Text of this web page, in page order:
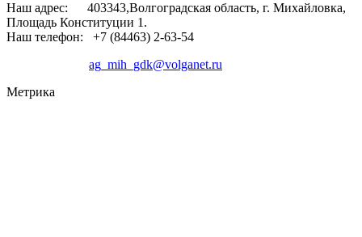
Наш адрес: 403343,Волгоградская область, г. Михайловка,
Площадь Конституции 1.
Наш телефон: +7 (84463) 2-63-54
ag_mih_gdk@volganet.ru
Метрика